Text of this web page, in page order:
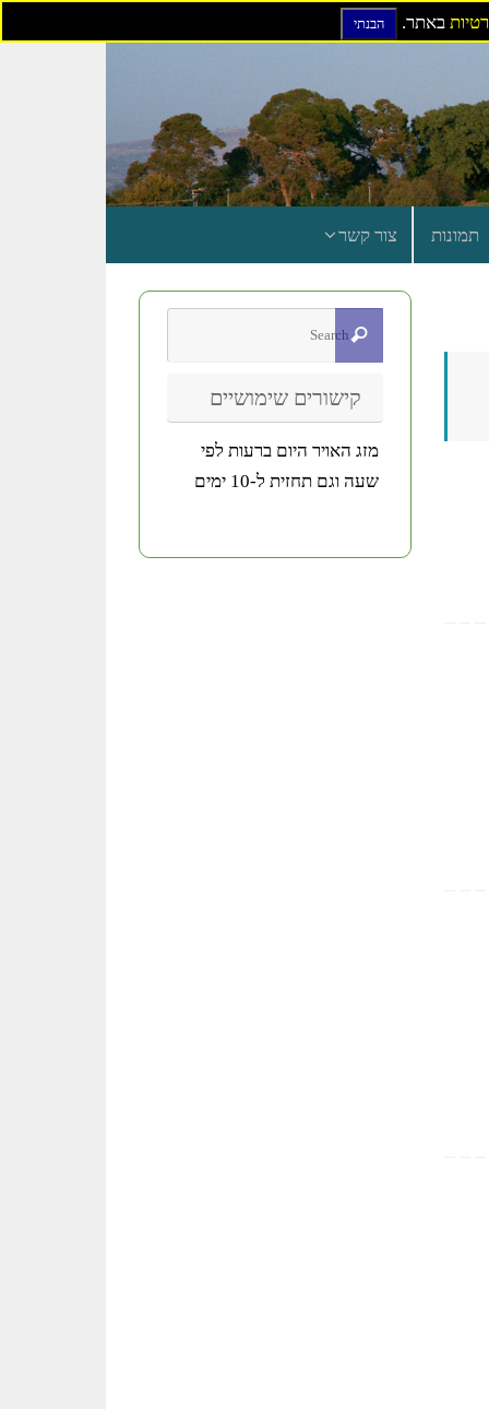
באתר. הבנתי
תמונות צור קשר
קישורים שימושיים
מזג האויר היום ברעות לפי
שעה וגם תחזית ל-10 ימים